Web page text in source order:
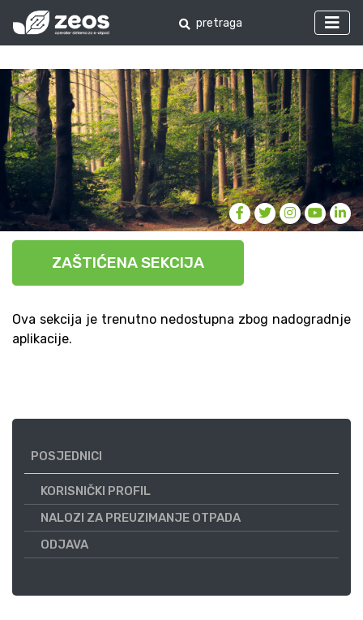
ZAŠTIĆENA SEKCIJA
Ova sekcija je trenutno nedostupna zbog nadogradnje
aplikacije.
POSJEDNICI
KORISNIČKI PROFIL
NALOZI ZA PREUZIMANJE OTPADA
ODJAVA